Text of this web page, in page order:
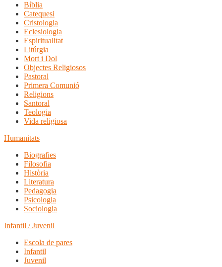
Bíblia
Catequesi
Cristologia
Eclesiologia
Espiritualitat
Litúrgia
Mort i Dol
Objectes Religiosos
Pastoral
Primera Comunió
Religions
Santoral
Teologia
Vida religiosa
Humanitats
Biografies
Filosofia
Història
Literatura
Pedagogia
Psicologia
Sociologia
Infantil / Juvenil
Escola de pares
Infantil
Juvenil